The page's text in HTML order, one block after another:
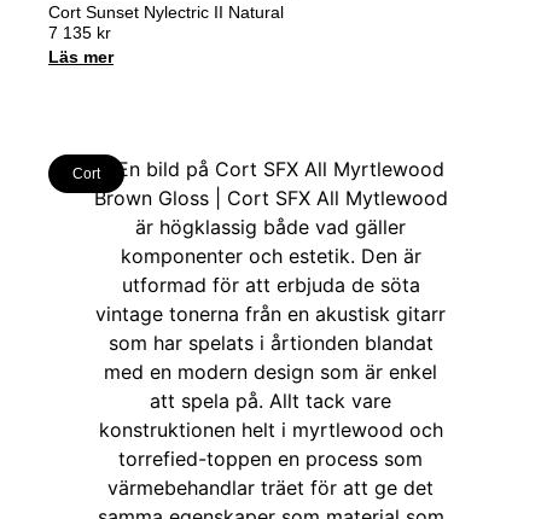
Cort Sunset Nylectric II Natural
7 135 kr
Läs mer
Cort